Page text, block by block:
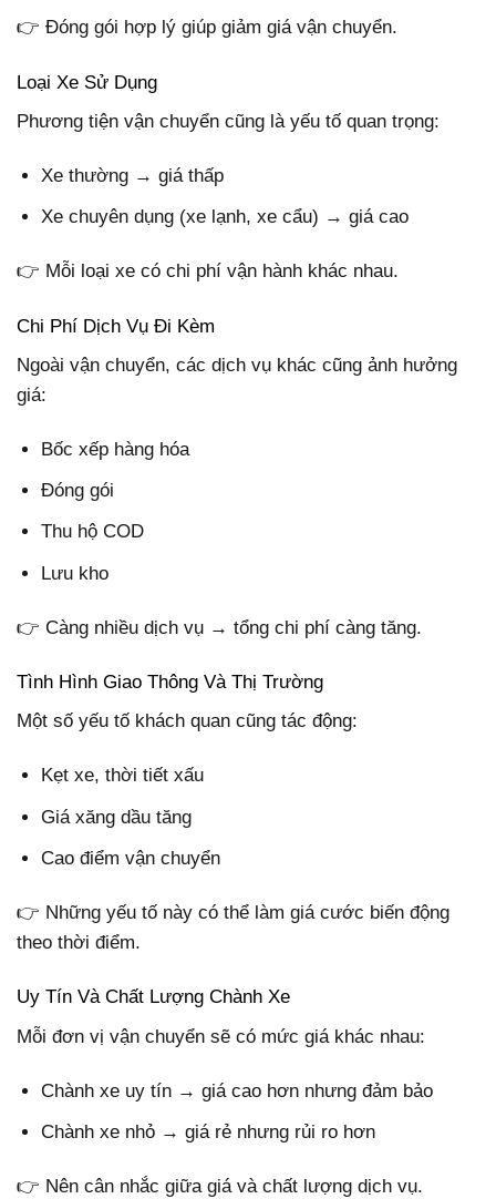
👉 Đóng gói hợp lý giúp giảm giá vận chuyển.
Loại Xe Sử Dụng
Phương tiện vận chuyển cũng là yếu tố quan trọng:
Xe thường → giá thấp
Xe chuyên dụng (xe lạnh, xe cẩu) → giá cao
👉 Mỗi loại xe có chi phí vận hành khác nhau.
Chi Phí Dịch Vụ Đi Kèm
Ngoài vận chuyển, các dịch vụ khác cũng ảnh hưởng
giá:
Bốc xếp hàng hóa
Đóng gói
Thu hộ COD
Lưu kho
👉 Càng nhiều dịch vụ → tổng chi phí càng tăng.
Tình Hình Giao Thông Và Thị Trường
Một số yếu tố khách quan cũng tác động:
Kẹt xe, thời tiết xấu
Giá xăng dầu tăng
Cao điểm vận chuyển
👉 Những yếu tố này có thể làm giá cước biến động
theo thời điểm.
Uy Tín Và Chất Lượng Chành Xe
Mỗi đơn vị vận chuyển sẽ có mức giá khác nhau:
Chành xe uy tín → giá cao hơn nhưng đảm bảo
Chành xe nhỏ → giá rẻ nhưng rủi ro hơn
👉 Nên cân nhắc giữa giá và chất lượng dịch vụ.